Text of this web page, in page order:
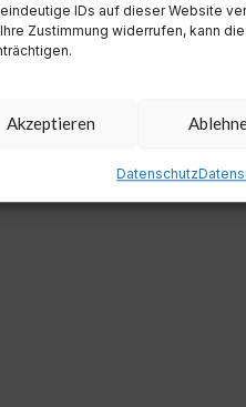
IDs auf dieser Website
Zustimmung widerrufen, kann
Akzeptieren
Datenschutz